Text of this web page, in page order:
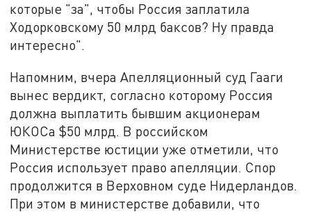
которые "за", чтобы Россия заплатила
Ходорковскому 50 млрд баксов? Ну правда
интересно".
Напомним, вчера Апелляционный суд Гааги
вынес вердикт, согласно которому Россия
должна выплатить бывшим акционерам
ЮКОСа $50 млрд. В российском
Министерстве юстиции уже отметили, что
Россия использует право апелляции. Спор
продолжится в Верховном суде Нидерландов.
При этом в министерстве добавили, что